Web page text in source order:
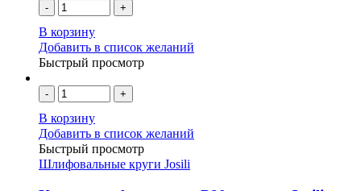
- +
В корзину
Добавить в список желаний
Быстрый просмотр
- +
В корзину
Добавить в список желаний
Быстрый просмотр
Шлифовальные круги Josili